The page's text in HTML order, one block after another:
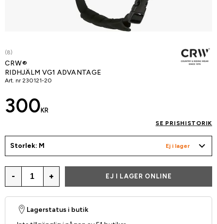
(8)
CRW®
RIDHJÄLM VG1 ADVANTAGE
Art. nr 230121-20
300 KR
SE PRISHISTORIK
Storlek: M Ej i lager
- + EJ I LAGER ONLINE
Lagerstatus i butik